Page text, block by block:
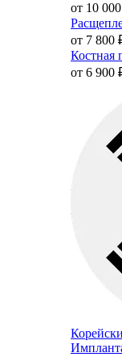
от 10 000
от 7 800
Костная
от 6 900